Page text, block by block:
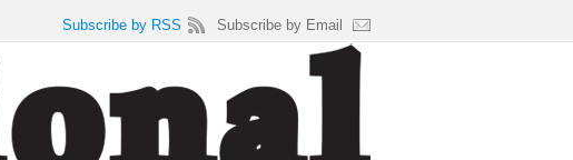
Subscribe by RSS Subscribe by Email